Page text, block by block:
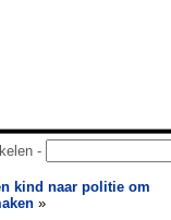
-
kind naar politie om
»